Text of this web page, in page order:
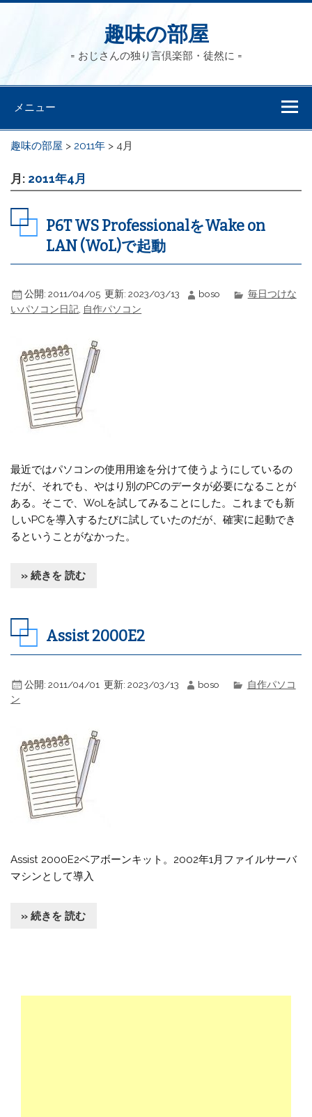
趣味の部屋
= おじさんの独り言倶楽部・徒然に =
メニュー
趣味の部屋 > 2011年 > 4月
月: 2011年4月
P6T WS ProfessionalをWake on
LAN (WoL)で起動
公開: 2011/04/05 更新: 2023/03/13 boso
毎日つけな
いパソコン日記 自作パソコン
最近ではパソコンの使用用途を分けて使うようにしているの
だが、それでも、やはり別のPCのデータが必要になることが
ある。そこで、WoLを試してみることにした。これまでも新
しいPCを導入するたびに試していたのだが、確実に起動でき
るということがなかった。
» 続きを 読む
Assist 2000E2
公開: 2011/04/01 更新: 2023/03/13 boso
自作パソコ
ン
Assist 2000E2ベアボーンキット。2002年1月ファイルサーバ
マシンとして導入
» 続きを 読む